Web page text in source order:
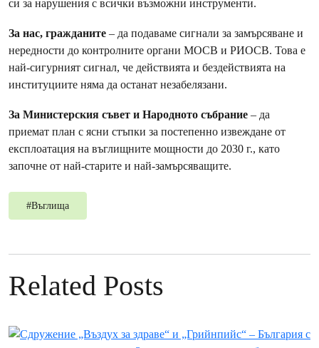
си за нарушения с всички възможни инструменти.
За нас, гражданите – да подаваме сигнали за замърсяване и
нередности до контролните органи МОСВ и РИОСВ. Това е
най-сигурният сигнал, че действията и бездействията на
институциите няма да останат незабелязани.
За Министерския съвет и Народното събрание – да
приемат план с ясни стъпки за постепенно извеждане от
експлоатация на въглищните мощности до 2030 г., като
започне от най-старите и най-замърсяващите.
#Въглища
Related Posts